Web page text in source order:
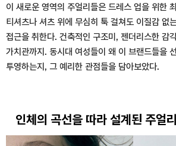
이 새로운 영역의 주얼리들은 드레스 업을 위한
티셔츠나 셔츠 위에 무심히 툭 걸쳐도 이질감 없
접근을 취한다. 건축적인 구조미, 젠더리스한 감
가치관까지. 동시대 여성들이 왜 이 브랜드들을
투영하는지, 그 예리한 관점들을 담아보았다.
인체의 곡선을 따라 설계된 주얼